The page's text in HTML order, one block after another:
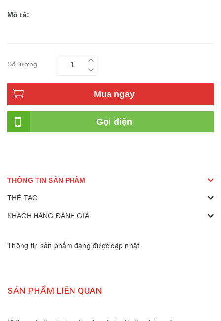
Mô tả:
Số lượng
Mua ngay
Gọi điện
THÔNG TIN SẢN PHẨM
THẺ TAG
KHÁCH HÀNG ĐÁNH GIÁ
Thông tin sản phẩm đang được cập nhật
SẢN PHẨM LIÊN QUAN